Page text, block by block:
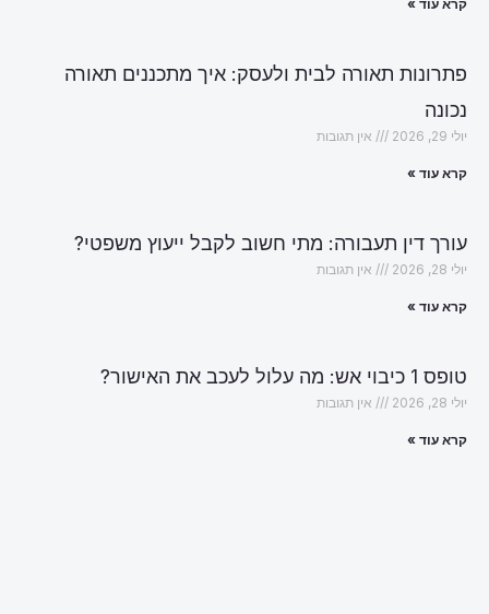
קרא עוד »
פתרונות תאורה לבית ולעסק: איך מתכננים תאורה
נכונה
יולי 29, 2026 אין תגובות
קרא עוד »
עורך דין תעבורה: מתי חשוב לקבל ייעוץ משפטי?
יולי 28, 2026 אין תגובות
קרא עוד »
טופס 1 כיבוי אש: מה עלול לעכב את האישור?
יולי 28, 2026 אין תגובות
קרא עוד »